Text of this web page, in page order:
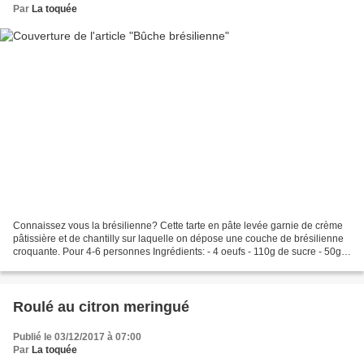
Par La toquée
Connaissez vous la brésilienne? Cette tarte en pâte levée garnie de crème
pâtissière et de chantilly sur laquelle on dépose une couche de brésilienne
croquante. Pour 4-6 personnes Ingrédients: - 4 oeufs - 110g de sucre - 50g
Roulé au citron meringué
Publié le 03/12/2017 à 07:00
Par La toquée